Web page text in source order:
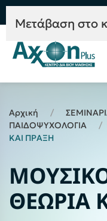
Mετάβαση στο
Αρχική
ΠΑΙΔΟΨΥΧΟΛΟΓΙΑ
ΚΑΙ ΠΡΑΞΗ
ΘΕΩΡΙΑ